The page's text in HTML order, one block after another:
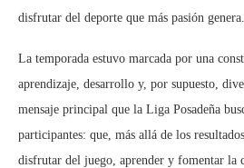
disfrutar del deporte que más pasión genera.
La temporada estuvo marcada por una
aprendizaje, desarrollo y, por supuesto,
mensaje principal que la Liga Posadeña
participantes: que, más allá de los
disfrutar del juego, aprender y fomentar la